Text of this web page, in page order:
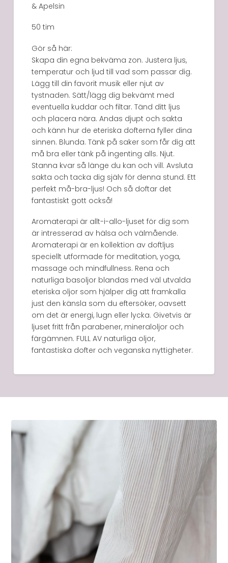
& Apelsin
50 tim
Gör så här:
Skapa din egna bekväma zon. Justera ljus,
temperatur och ljud till vad som passar dig.
Lägg till din favorit musik eller njut av
tystnaden. Sätt/lägg dig bekvämt med
eventuella kuddar och filtar. Tänd ditt ljus
och placera nära. Andas djupt och sakta
och känn hur de eteriska dofterna fyller dina
sinnen. Blunda. Tänk på saker som får dig att
må bra eller tänk på ingenting alls. Njut.
Stanna kvar så länge du kan och vill. Avsluta
sakta och tacka dig själv för denna stund. Ett
perfekt må-bra-ljus! Och så doftar det
fantastiskt gott också!
Aromaterapi är allt-i-allo-ljuset för dig som
är intresserad av hälsa och välmående.
Aromaterapi är en kollektion av doftljus
speciellt utformade för meditation, yoga,
massage och mindfullness. Rena och
naturliga basoljor blandas med väl utvalda
eteriska oljor som hjälper dig att framkalla
just den känsla som du eftersöker, oavsett
om det är energi, lugn eller lycka. Givetvis är
ljuset fritt från parabener, mineraloljor och
färgämnen. FULL AV naturliga oljor,
fantastiska dofter och veganska nyttigheter.